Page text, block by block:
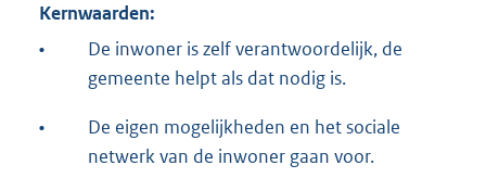
Kernwaarden:
•
De inwoner is zelf verantwoordelijk, de
gemeente helpt als dat nodig is.
•
De eigen mogelijkheden en het sociale
netwerk van de inwoner gaan voor.